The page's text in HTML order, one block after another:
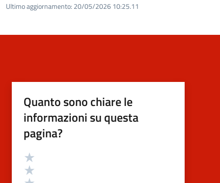
Ultimo aggiornamento: 20/05/2026 10:25.11
Quanto sono chiare le
informazioni su questa
pagina?
Valutazione